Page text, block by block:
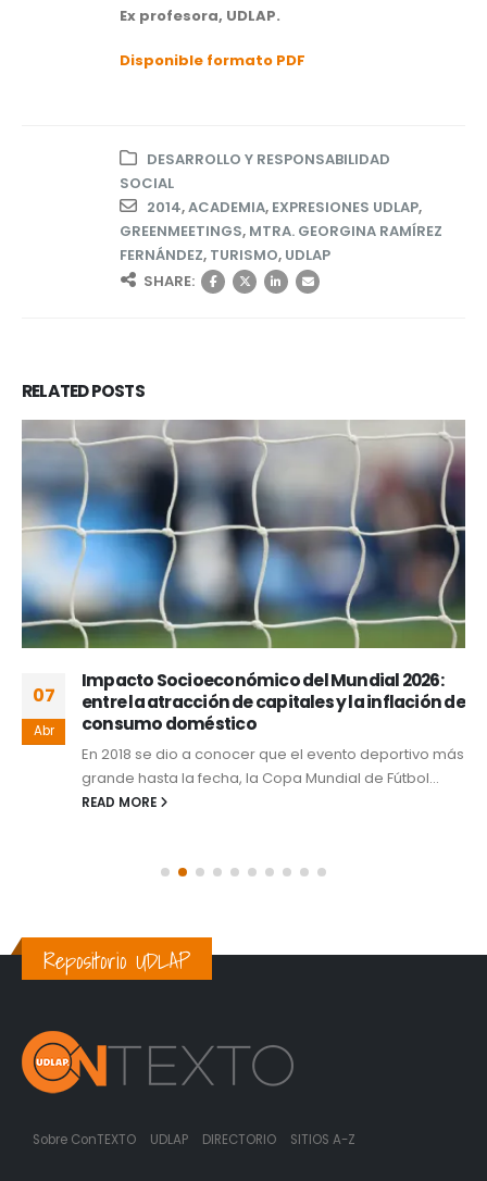
Ex profesora, UDLAP.
Disponible formato PDF
DESARROLLO Y RESPONSABILIDAD
SOCIAL
2014,ACADEMIA, EXPRESIONES UDLAP,
GREENMEETINGS, MTRA. GEORGINA RAMÍREZ
FERNÁNDEZ, TURISMO, UDLAP
SHARE:
RELATEDPOSTS
07
Abr
Impacto Socioeconómico del Mundial 2026:
entre la atracción de capitales y la inflación de
consumo doméstico
En 2018 se dio a conocer que el evento deportivo más
grande hasta la fecha, la Copa Mundial de Fútbol...
READ MORE
Repositorio UDLAP
Sobre ConTEXTO UDLAP DIRECTORIO SITIOS A-Z